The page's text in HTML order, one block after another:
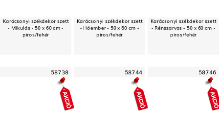
Karácsonyi székdekor szett
- Mikulás - 50 x 60 cm -
piros/fehér
Karácsonyi székdekor szett
- Hóember - 50 x 60 cm -
piros/fehér
Karácsonyi székdekor szett
- Rénszarvas - 50 x 60 cm -
piros/fehér
58738 58744 58746